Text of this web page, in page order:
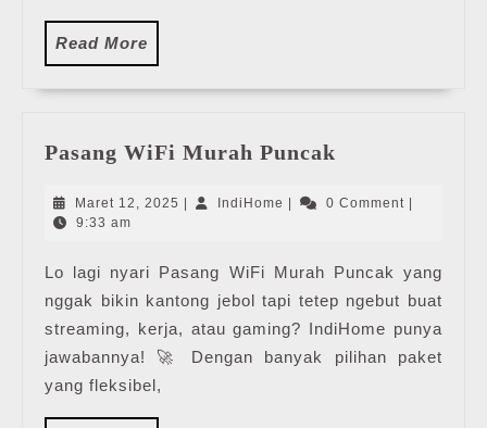
Read More
More
Pasang WiFi Murah Puncak
Murah
Maret 12, 2025 Maret
| IndiHome IndiHome
| 0 Comment |
9:33 am
Lo lagi nyari Pasang WiFi Murah Puncak yang
nggak bikin kantong jebol tapi tetep ngebut buat
streaming, kerja, atau gaming? IndiHome punya
jawabannya! 🚀 Dengan banyak pilihan paket
yang fleksibel,